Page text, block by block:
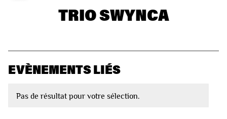
TRIO SWYNCA
EVÈNEMENTS LIÉS
Pas de résultat pour votre sélection.